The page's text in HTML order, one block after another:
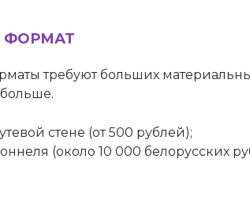
требуют больших
стене (от 500 рублей);
(около 10 000 белорусских